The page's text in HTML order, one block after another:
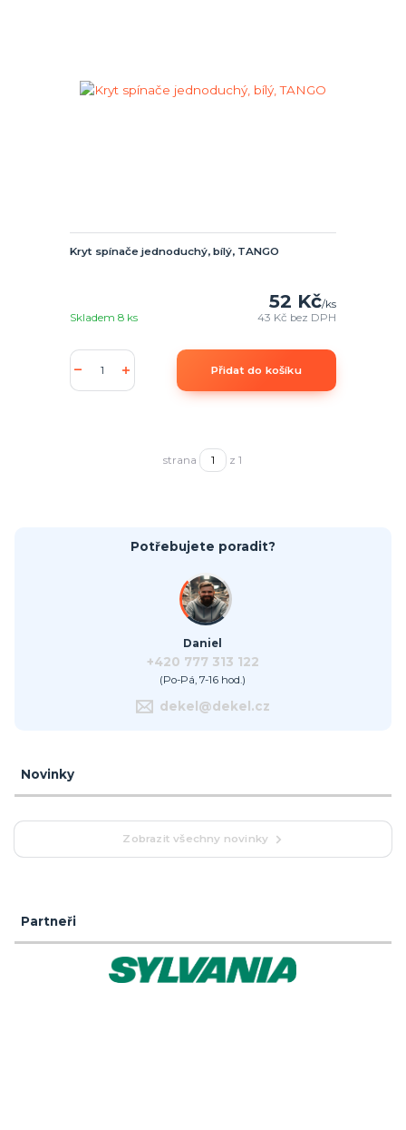
Kryt spínače jednoduchý, bílý, TANGO
52 Kč/ks
43 Kč bez DPH
Skladem 8 ks
Přidat do košíku
strana z 1
Potřebujete poradit?
Daniel
+420 777 313 122
(Po-Pá, 7-16 hod.)
dekel@dekel.cz
Novinky
Zobrazit všechny novinky
Partneři